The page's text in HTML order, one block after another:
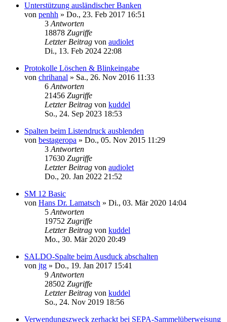
Unterstützung ausländischer Banken
von penhh » Do., 23. Feb 2017 16:51
3 Antworten
18878 Zugriffe
Letzter Beitrag von audiolet
Di., 13. Feb 2024 22:08
Protokolle Löschen & Blinkeingabe
von chrihanal » Sa., 26. Nov 2016 11:33
6 Antworten
21456 Zugriffe
Letzter Beitrag von kuddel
So., 24. Sep 2023 18:53
Spalten beim Listendruck ausblenden
von bestageropa » Do., 05. Nov 2015 11:29
3 Antworten
17630 Zugriffe
Letzter Beitrag von audiolet
Do., 20. Jan 2022 21:52
SM 12 Basic
von Hans Dr. Lamatsch » Di., 03. Mär 2020 14:04
5 Antworten
19752 Zugriffe
Letzter Beitrag von kuddel
Mo., 30. Mär 2020 20:49
SALDO-Spalte beim Ausduck abschalten
von jtg » Do., 19. Jan 2017 15:41
9 Antworten
28502 Zugriffe
Letzter Beitrag von kuddel
So., 24. Nov 2019 18:56
Verwendungszweck zerhackt bei SEPA-Sammelüberweisung